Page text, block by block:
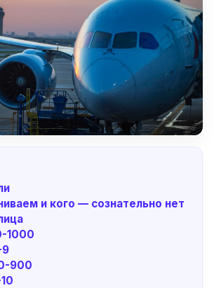
и кого — сознательно нет
1000
9
900